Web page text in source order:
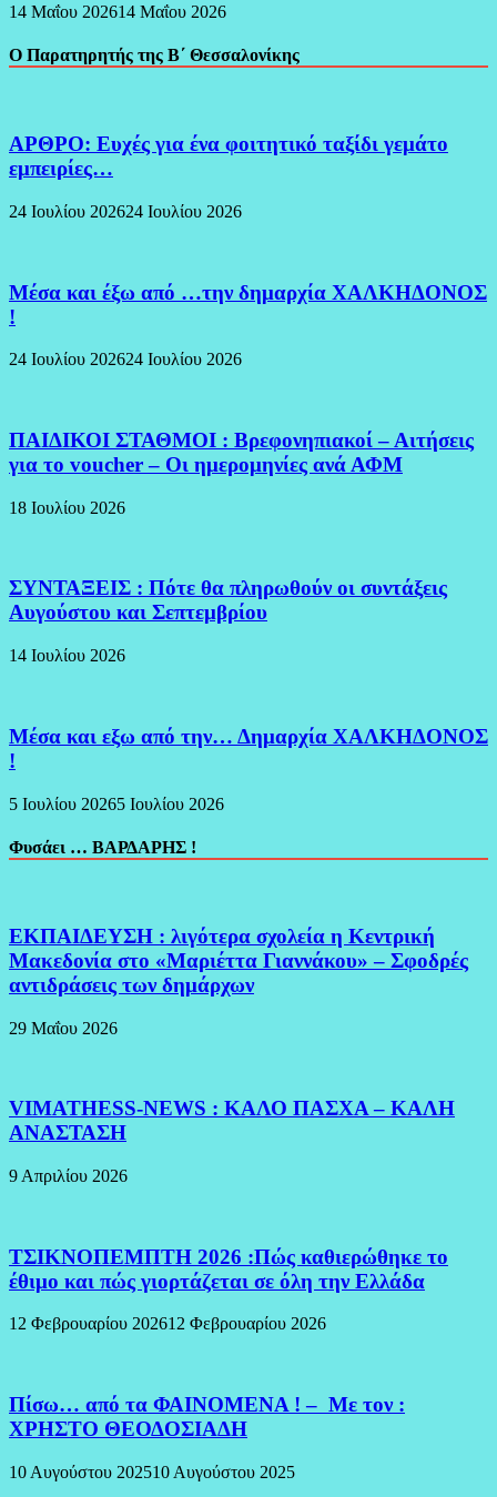
14 Μαΐου 202614 Μαΐου 2026
Ο Παρατηρητής της Β΄ Θεσσαλονίκης
ΑΡΘΡΟ: Ευχές για ένα φοιτητικό ταξίδι γεμάτο
εμπειρίες…
24 Ιουλίου 202624 Ιουλίου 2026
Μέσα και έξω από …την δημαρχία ΧΑΛΚΗΔΟΝΟΣ
!
24 Ιουλίου 202624 Ιουλίου 2026
ΠΑΙΔΙΚΟΙ ΣΤΑΘΜΟΙ : Βρεφονηπιακοί – Αιτήσεις
για το voucher – Οι ημερομηνίες ανά ΑΦΜ
18 Ιουλίου 2026
ΣΥΝΤΑΞΕΙΣ : Πότε θα πληρωθούν οι συντάξεις
Αυγούστου και Σεπτεμβρίου
14 Ιουλίου 2026
Μέσα και εξω από την… Δημαρχία ΧΑΛΚΗΔΟΝΟΣ
!
5 Ιουλίου 20265 Ιουλίου 2026
Φυσάει … ΒΑΡΔΑΡΗΣ !
ΕΚΠΑΙΔΕΥΣΗ : λιγότερα σχολεία η Κεντρική
Μακεδονία στο «Μαριέττα Γιαννάκου» – Σφοδρές
αντιδράσεις των δημάρχων
29 Μαΐου 2026
VIMATHESS-NEWS : ΚΑΛΟ ΠΑΣΧΑ – ΚΑΛΗ
ΑΝΑΣΤΑΣΗ
9 Απριλίου 2026
ΤΣΙΚΝΟΠΕΜΠΤΗ 2026 :Πώς καθιερώθηκε το
έθιμο και πώς γιορτάζεται σε όλη την Ελλάδα
12 Φεβρουαρίου 202612 Φεβρουαρίου 2026
Πίσω… από τα ΦΑΙΝΟΜΕΝΑ ! – Με τον :
ΧΡΗΣΤΟ ΘΕΟΔΟΣΙΑΔΗ
10 Αυγούστου 202510 Αυγούστου 2025